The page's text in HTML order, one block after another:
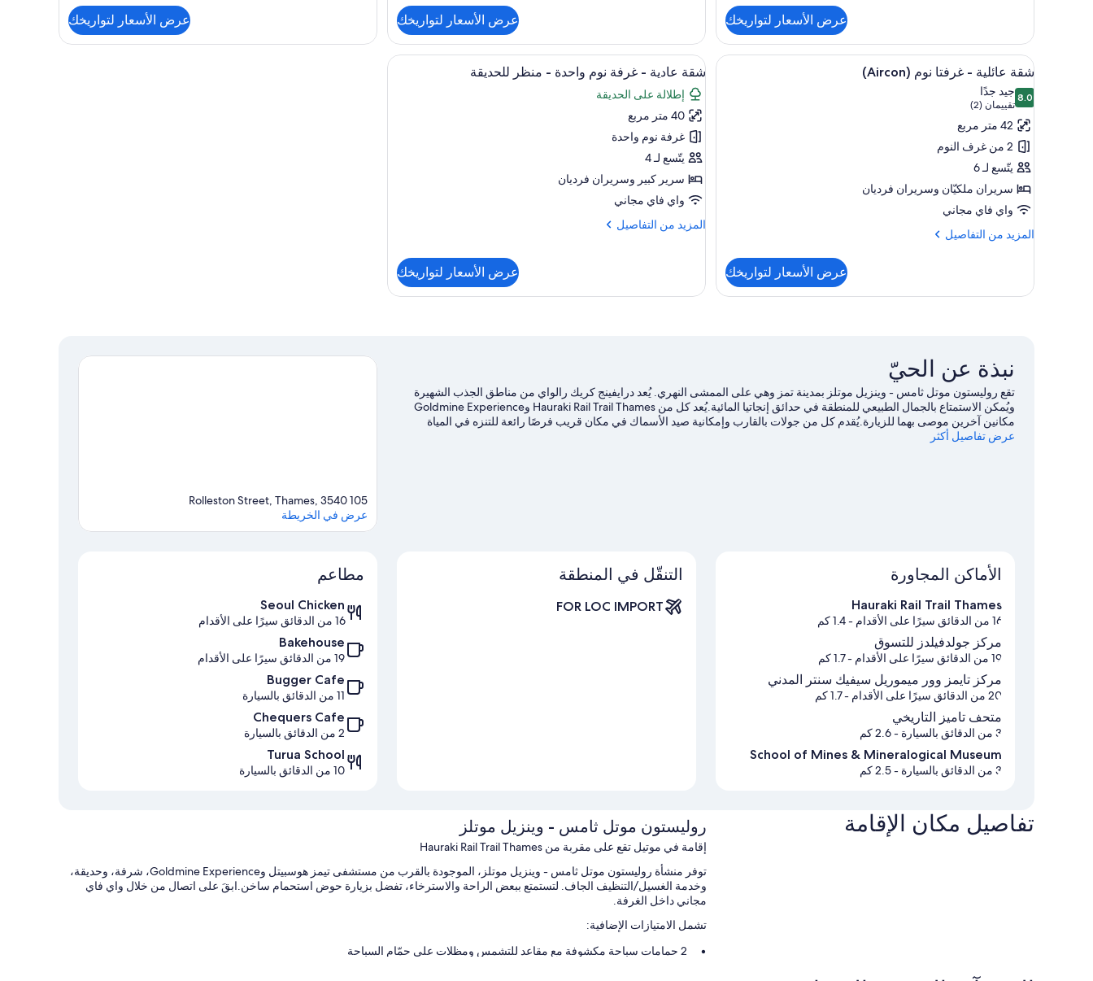
شقة
إستديو
سوبيريور
عرض الأسعار لتواريخك
(Aircon)
عرض الأسعار لتواريخك
بمطبخ
عرض الأسعار لتواريخك
استعراض
جميع
صور
شقة
عائلية
-
غرفتا
نوم
(Aircon)
7
شقة عائلية - غرفتا نوم (Aircon)
8.08.0 من 10
جيد جدًا
تقييمان (2)
(تقييمان
(2))42 متر مربع
2 من غرف النوم
يتّسع لـ 6
سريران ملكيّان‫‬ وسريران فرديان
واي فاي مجاني
المزيد من التفاصيل
المزيد
شقة
عرض الأسعار لتواريخك
استعراض
جميع
صور
شقة
عادية
-
غرفة
نوم
واحدة
-
مكواة/لوح كي وواي فاي مجانًا وملاءات أسرّة
7
شقة عادية - غرفة نوم واحدة - منظر للحديقة
إطلالة على الحديقة
40 متر مربع
غرفة نوم واحدة
يتّسع لـ 4
سرير كبير‫‬ وسريران فرديان
واي فاي مجاني
المزيد من التفاصيل
المزيد
عادية
منظر
للحديقة
عرض الأسعار لتواريخك
نبذة عن الحيّ
تقع روليستون موتل ثامس - وينزيل موتلز بمدينة تمز وهي على الممشى النهري. يُعد درايفينج كريك رالواي من مناطق الجذب الشهيرة
ويُمكن الاستمتاع بالجمال الطبيعي للمنطقة في حدائق إنجاتيا المائية.يُعد كل من Hauraki Rail Trail Thames وGoldmine Experience
مكانين آخرين موصى بهما للزيارة.يُقدم كل من جولات بالقارب وإمكانية صيد الأسماك في مكان قريب فرصًا رائعة للتنزه في المياة
المحيطة، أو يُمكنك الاستمتاع بخوض تجارب مثيرة من خلال مضمار للمشي/ للدراجات وإمكانية الصيد في مكان قريب القريبتين.
عرض تفاصيل أكثر
105 Rolleston Street, Thames, 3540
عرض في الخريطة
الأماكن المجاورة
Hauraki Rail Trail Thames
16 من الدقائق سيرًا على الأقدام - 1.4 كم
مركز جولدفيلدز للتسوق
19 من الدقائق سيرًا على الأقدام - 1.7 كم
مركز تايمز وور ميموريل سيفيك سنتر المدني
20 من الدقائق سيرًا على الأقدام - 1.7 كم
متحف تاميز التاريخي
3 من الدقائق بالسيارة - 2.6 كم
School of Mines & Mineralogical Museum
3 من الدقائق بالسيارة - 2.5 كم
التنقّل في المنطقة
FOR LOC IMPORT
مطاعم
Seoul Chicken
16 من الدقائق سيرًا على الأقدام
Bakehouse
19 من الدقائق سيرًا على الأقدام
Bugger Cafe
11 من الدقائق بالسيارة
Chequers Cafe
2 من الدقائق بالسيارة
Turua School
10 من الدقائق بالسيارة
تفاصيل مكان الإقامة روليستون موتل ثامس - وينزيل موتلز
إقامة في موتيل تقع على مقربة من Hauraki Rail Trail Thames
توفر منشأة روليستون موتل ثامس - وينزيل موتلز، الموجودة بالقرب من مستشفى تيمز هوسبيتل وGoldmine Experience، شرفة، وحديقة،
وخدمة الغسيل/التنظيف الجاف. لتستمتع ببعض الراحة والاسترخاء، تفضل بزيارة حوض استحمام ساخن.ابقَ على اتصال من خلال واي فاي
مجاني داخل الغرفة.
تشمل الامتيازات الإضافية:
2 حمامات سباحة مكشوفة مع مقاعد للتشمس ومظلات على حمّام السباحة